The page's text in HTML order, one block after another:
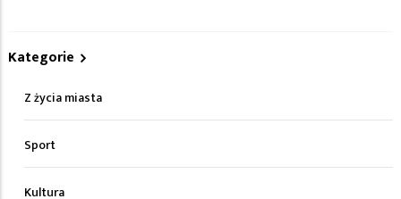
Kategorie
Z życia miasta
Sport
Kultura